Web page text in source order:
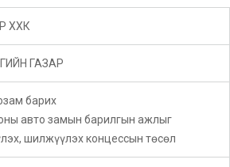
ХХК
ГАЗАР
барих
авто замын барилгын ажлыг
шилжүүлэх концессын төсөл